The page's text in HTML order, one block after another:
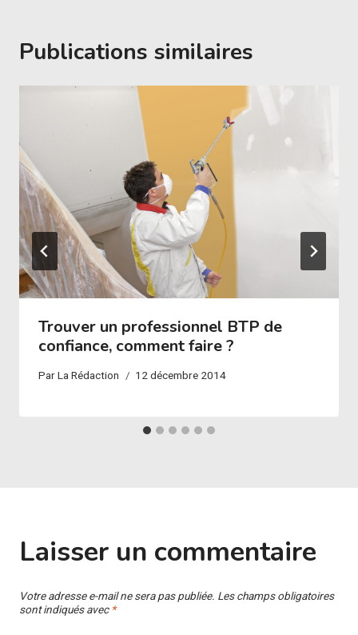
Publications similaires
Trouver un professionnel BTP de
confiance, comment faire ?
ParLa Rédaction 12 décembre 2014
Laisser un commentaire
Votre adresse e-mail ne sera pas publiée. Les champs obligatoires
sont indiqués avec *